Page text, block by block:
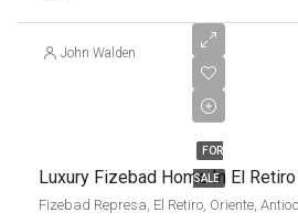
John Walden
FOR
SALE